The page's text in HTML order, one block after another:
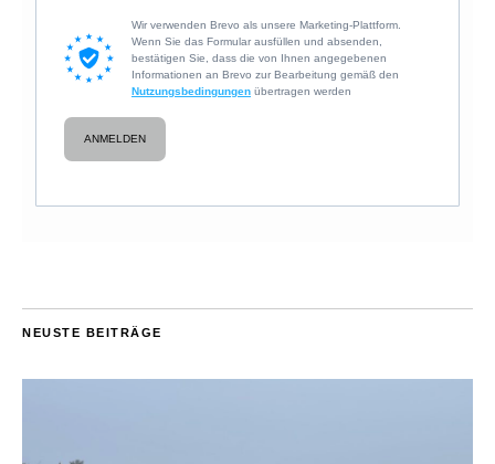
Wir verwenden Brevo als unsere Marketing-Plattform.
Wenn Sie das Formular ausfüllen und absenden,
bestätigen Sie, dass die von Ihnen angegebenen
Informationen an Brevo zur Bearbeitung gemäß den
Nutzungsbedingungen übertragen werden
ANMELDEN
NEUSTE BEITRÄGE